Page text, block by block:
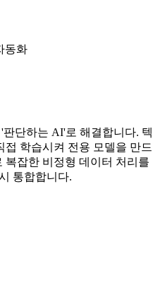
동화
단하는 AI'로 해결합니다. 텍
접 학습시켜 전용 모델을 만드
복잡한 비정형 데이터 처리를
통합합니다.